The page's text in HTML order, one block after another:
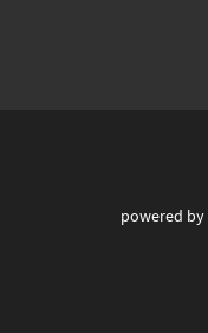
powered by